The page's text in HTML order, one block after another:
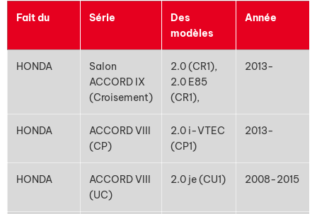
Fait du Série
Des
modèles
Année
HONDA
Salon
ACCORD IX
(Croisement)
2.0 (CR1),
2.0 E85
(CR1),
2013-
HONDA
ACCORD VIII
(CP)
2.0 i-VTEC
(CP1)
2013-
HONDA
ACCORD VIII
(UC)
2.0 je (CU1) 2008-2015